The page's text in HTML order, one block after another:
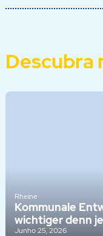
Descubra
Rheine
Kommunale
wichtiger denn je
Junho 25, 2026